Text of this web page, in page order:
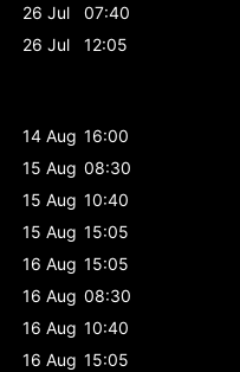
26 Jul
07:40
26 Jul
12:05
14 Aug 16:00
15 Aug 08:30
15 Aug 10:40
15 Aug 15:05
16 Aug 15:05
16 Aug 08:30
16 Aug 10:40
16 Aug 15:05